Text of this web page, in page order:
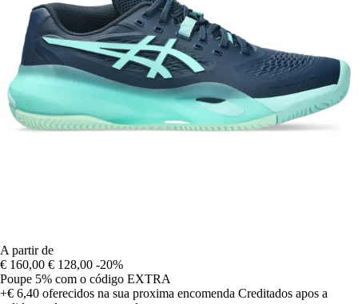
A partir de
€ 160,00 € 128,00 -20%
Poupe 5% com o código EXTRA
+€ 6,40 oferecidos na sua proxima encomenda Creditados apos a